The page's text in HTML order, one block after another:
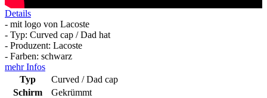
Details
- mit logo von Lacoste
- Typ: Curved cap / Dad hat
- Produzent: Lacoste
- Farben: schwarz
mehr Infos
Typ
Curved / Dad cap
Schirm
Gekrümmt